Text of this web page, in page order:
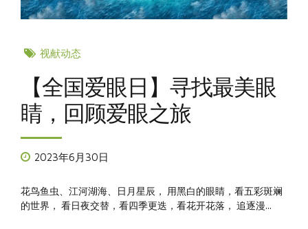
视献动态
【全国爱眼日】寻找最美眼
睛，回顾爱眼之旅
2023年6月30日
花鸟鱼虫、江河湖海、日月星辰， 用黑白的眼睛，看五彩斑斓
的世界， 看日夜交替，看四季更迭，看花开花落， 追逐漫...